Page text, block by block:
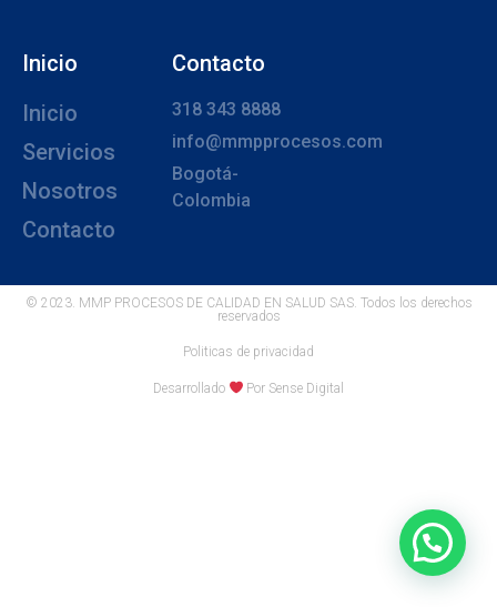
Inicio
Inicio
Servicios
Nosotros
Contacto
Contacto
318 343 8888
info@mmpprocesos.com
Bogotá-
Colombia
© 2023. MMP PROCESOS DE CALIDAD EN SALUD SAS. Todos los derechos
reservados
Politicas de privacidad
Desarrollado Por Sense Digital